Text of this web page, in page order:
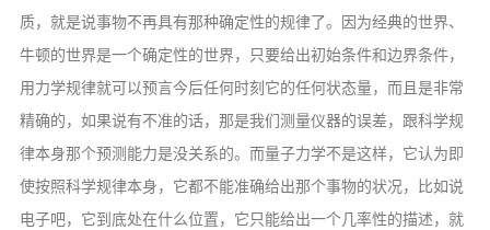
质，就是说事物不再具有那种确定性的规律了。因为经典的世界、
牛顿的世界是一个确定性的世界，只要给出初始条件和边界条件，
用力学规律就可以预言今后任何时刻它的任何状态量，而且是非常
精确的，如果说有不准的话，那是我们测量仪器的误差，跟科学规
律本身那个预测能力是没关系的。而量子力学不是这样，它认为即
使按照科学规律本身，它都不能准确给出那个事物的状况，比如说
电子吧，它到底处在什么位置，它只能给出一个几率性的描述，就